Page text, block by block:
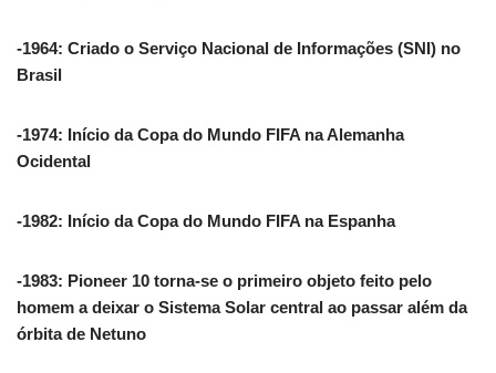
-1964: Criado o Serviço Nacional de Informações (SNI) no
Brasil
-1974: Início da Copa do Mundo FIFA na Alemanha
Ocidental
-1982: Início da Copa do Mundo FIFA na Espanha
-1983: Pioneer 10 torna-se o primeiro objeto feito pelo
homem a deixar o Sistema Solar central ao passar além da
órbita de Netuno